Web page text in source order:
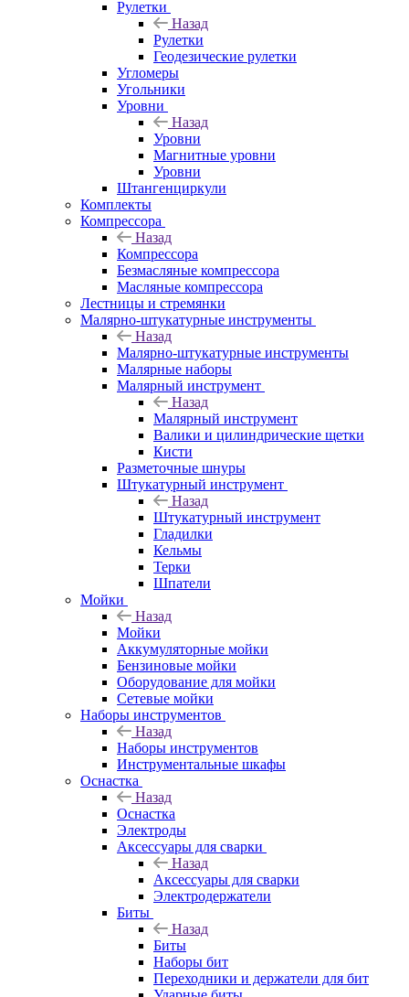
Рулетки
Назад
Рулетки
Геодезические рулетки
Угломеры
Угольники
Уровни
Назад
Уровни
Магнитные уровни
Уровни
Штангенциркули
Комплекты
Компрессора
Назад
Компрессора
Безмасляные компрессора
Масляные компрессора
Лестницы и стремянки
Малярно-штукатурные инструменты
Назад
Малярно-штукатурные инструменты
Малярные наборы
Малярный инструмент
Назад
Малярный инструмент
Валики и цилиндрические щетки
Кисти
Разметочные шнуры
Штукатурный инструмент
Назад
Штукатурный инструмент
Гладилки
Кельмы
Терки
Шпатели
Мойки
Назад
Мойки
Аккумуляторные мойки
Бензиновые мойки
Оборудование для мойки
Сетевые мойки
Наборы инструментов
Назад
Наборы инструментов
Инструментальные шкафы
Оснастка
Назад
Оснастка
Электроды
Аксессуары для сварки
Назад
Аксессуары для сварки
Электродержатели
Биты
Назад
Биты
Наборы бит
Переходники и держатели для бит